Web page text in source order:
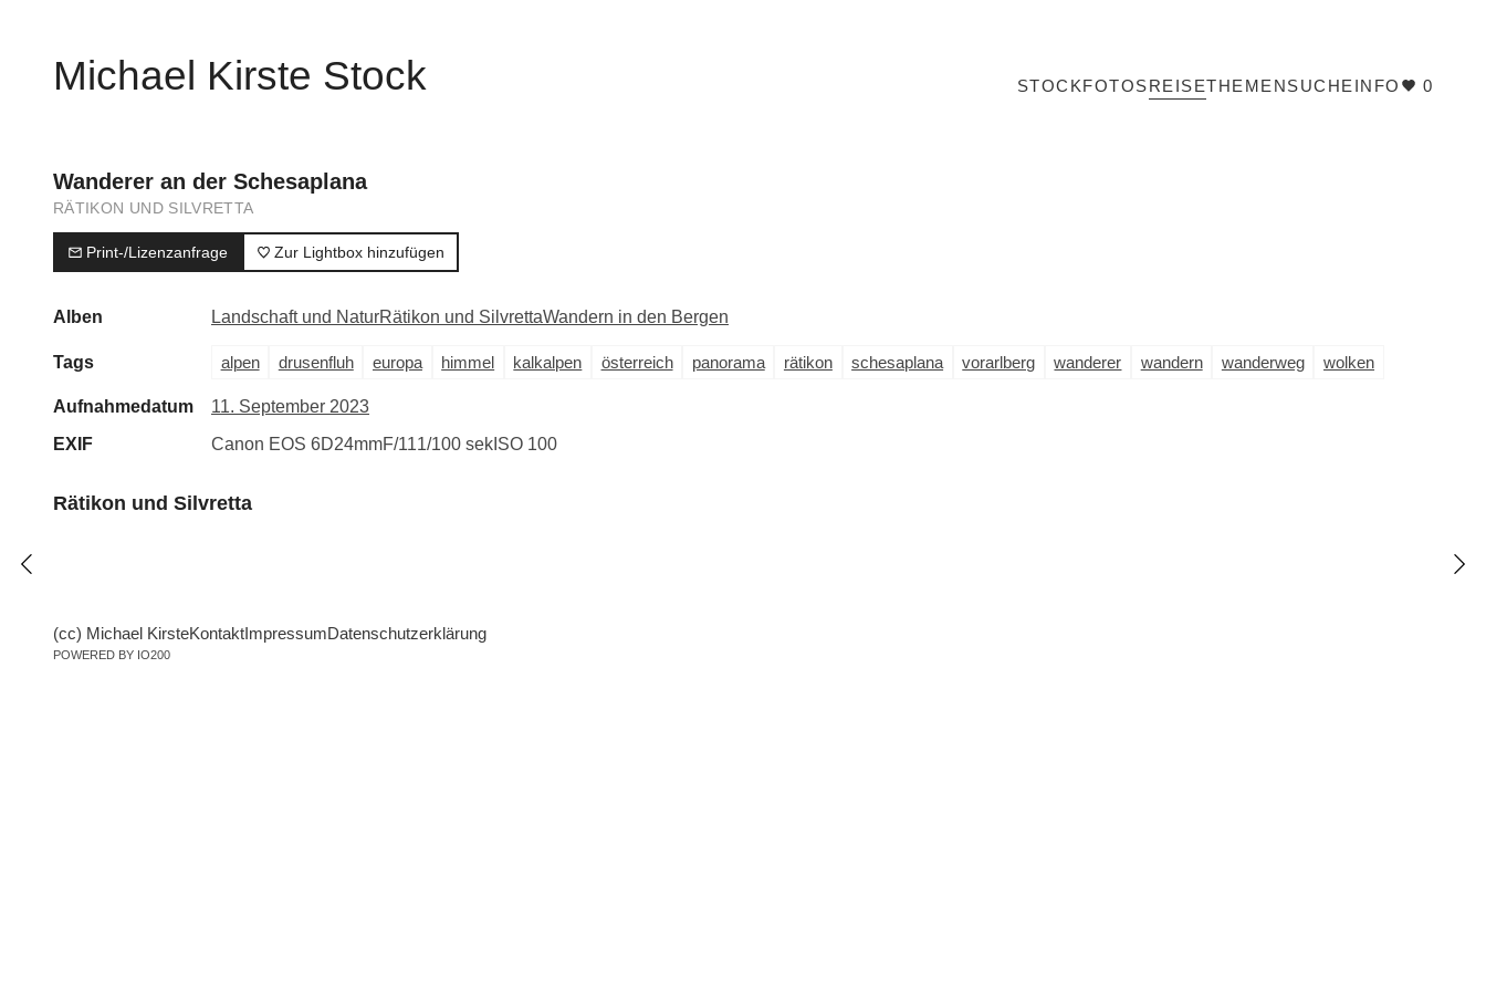
Michael Kirste Stock STOCKFOTOSREISETHEMENSUCHE INFO 0
Wanderer an der Schesaplana
RÄTIKON UND SILVRETTA
Print-/Lizenzanfrage Zur Lightbox hinzufügen
Alben Landschaft und NaturRätikon und SilvrettaWandern in den Bergen
Tags alpen drusenfluh europa himmel kalkalpen österreich panorama rätikon schesaplana vorarlberg wanderer wandern wanderweg wolken
Aufnahmedatum
11. September 2023
EXIF
Canon EOS 6D24mmF/111/100 sek ISO 100
Rätikon und Silvretta
(cc) Michael KirsteKontaktImpressumDatenschutzerklärung
POWERED BY IO200